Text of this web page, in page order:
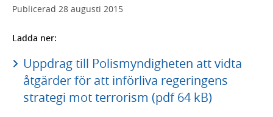
Publicerad 28 augusti 2015
Ladda ner:
Uppdrag till Polismyndigheten att vidta
åtgärder för att införliva regeringens
strategi mot terrorism (pdf 64 kB)